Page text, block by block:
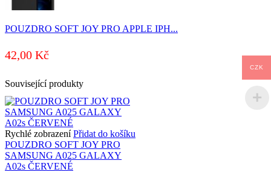
POUZDRO SOFT JOY PRO APPLE IPH...
42,00 Kč
Související produkty
Rychlé zobrazení Přidat do košíku
POUZDRO SOFT JOY PRO
SAMSUNG A025 GALAXY
A02s ČERVENÉ
CZK